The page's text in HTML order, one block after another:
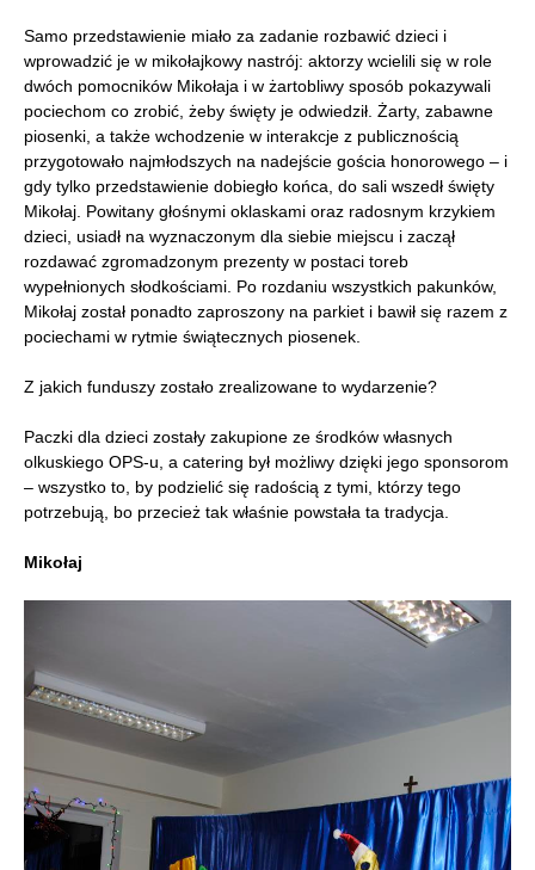
Samo przedstawienie miało za zadanie rozbawić dzieci i
wprowadzić je w mikołajkowy nastrój: aktorzy wcielili się w role
dwóch pomocników Mikołaja i w żartobliwy sposób pokazywali
pociechom co zrobić, żeby święty je odwiedził. Żarty, zabawne
piosenki, a także wchodzenie w interakcje z publicznością
przygotowało najmłodszych na nadejście gościa honorowego – i
gdy tylko przedstawienie dobiegło końca, do sali wszedł święty
Mikołaj. Powitany głośnymi oklaskami oraz radosnym krzykiem
dzieci, usiadł na wyznaczonym dla siebie miejscu i zaczął
rozdawać zgromadzonym prezenty w postaci toreb
wypełnionych słodkościami. Po rozdaniu wszystkich pakunków,
Mikołaj został ponadto zaproszony na parkiet i bawił się razem z
pociechami w rytmie świątecznych piosenek.
Z jakich funduszy zostało zrealizowane to wydarzenie?
Paczki dla dzieci zostały zakupione ze środków własnych
olkuskiego OPS-u, a catering był możliwy dzięki jego sponsorom
– wszystko to, by podzielić się radością z tymi, którzy tego
potrzebują, bo przecież tak właśnie powstała ta tradycja.
Mikołaj